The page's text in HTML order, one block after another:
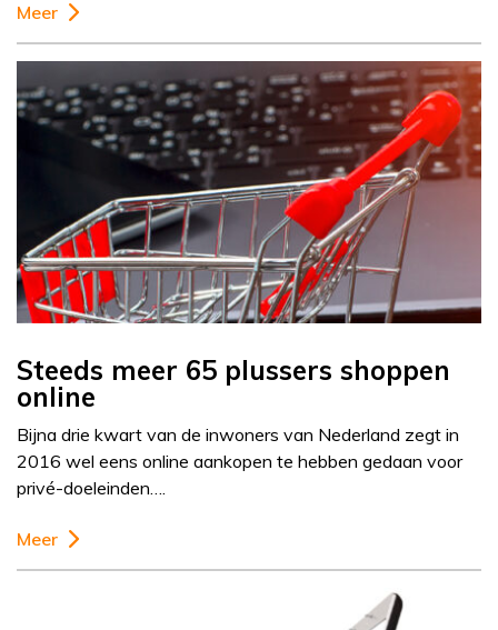
Meer
Steeds meer 65 plussers shoppen
online
Bijna drie kwart van de inwoners van Nederland zegt in
2016 wel eens online aankopen te hebben gedaan voor
privé-doeleinden….
Meer